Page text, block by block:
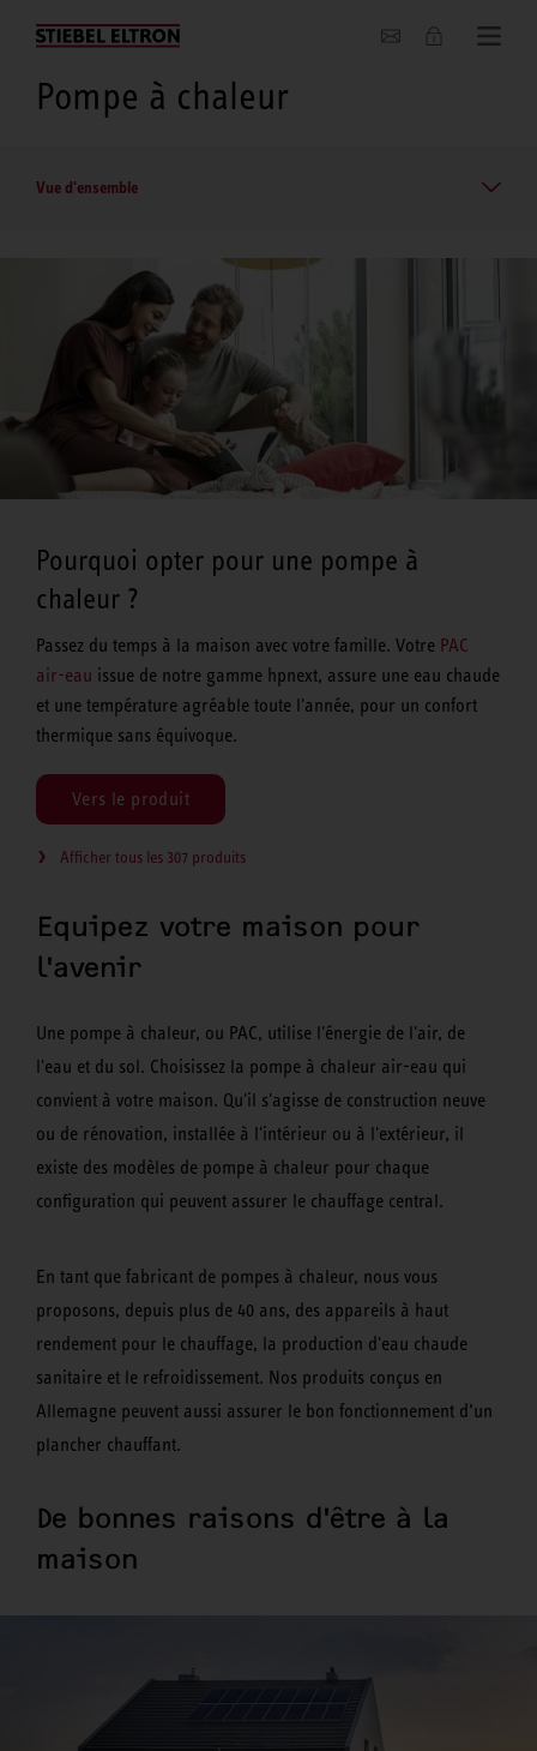
Entreprise
Pompe à chaleur
Vue d'ensemble
Pourquoi opter pour une pompe à
chaleur ?
Passez du temps à la maison avec votre famille. Votre PAC
air-eau issue de notre gamme hpnext, assure une eau chaude
et une température agréable toute l'année, pour un confort
thermique sans équivoque.
Vers le produit
Afficher tous les 307 produits
Equipez votre maison pour
l'avenir
Une pompe à chaleur, ou PAC, utilise l'énergie de l'air, de
l'eau et du sol. Choisissez la pompe à chaleur air-eau qui
convient à votre maison. Qu'il s'agisse de construction neuve
ou de rénovation, installée à l'intérieur ou à l'extérieur, il
existe des modèles de pompe à chaleur pour chaque
configuration qui peuvent assurer le chauffage central.
En tant que fabricant de pompes à chaleur, nous vous
proposons, depuis plus de 40 ans, des appareils à haut
rendement pour le chauffage, la production d'eau chaude
sanitaire et le refroidissement. Nos produits conçus en
Allemagne peuvent aussi assurer le bon fonctionnement d’un
plancher chauffant.
De bonnes raisons d'être à la
maison